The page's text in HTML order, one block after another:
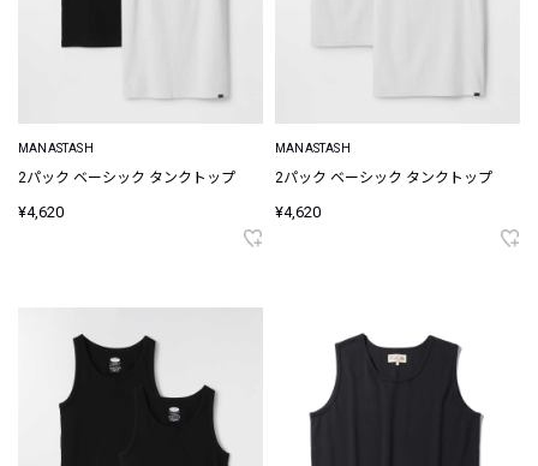
MANASTASH
2パック ベーシック タンクトップ
¥4,620
MANASTASH
2パック ベーシック タンクトップ
¥4,620